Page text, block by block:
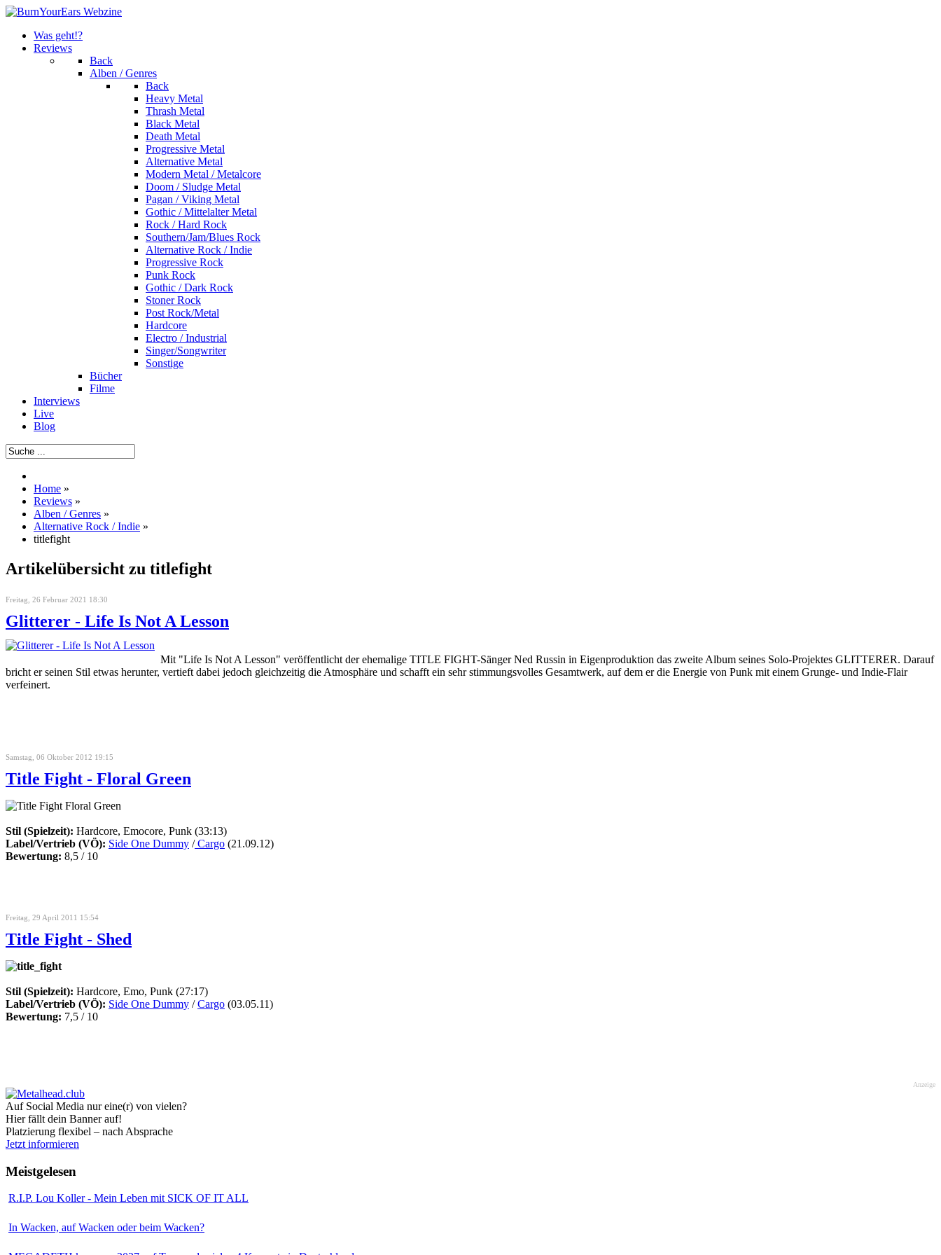
Was geht!?
Reviews
Back
Alben / Genres
Back
Heavy Metal
Thrash Metal
Black Metal
Death Metal
Progressive Metal
Alternative Metal
Modern Metal / Metalcore
Doom / Sludge Metal
Pagan / Viking Metal
Gothic / Mittelalter Metal
Rock / Hard Rock
Southern/Jam/Blues Rock
Alternative Rock / Indie
Progressive Rock
Punk Rock
Gothic / Dark Rock
Stoner Rock
Post Rock/Metal
Hardcore
Electro / Industrial
Singer/Songwriter
Sonstige
Bücher
Filme
Interviews
Live
Blog
Home »
Reviews »
Alben / Genres »
Alternative Rock / Indie »
titlefight
Artikelübersicht zu titlefight
Freitag, 26 Februar 2021 18:30
Glitterer - Life Is Not A Lesson
Mit "Life Is Not A Lesson" veröffentlicht der ehemalige TITLE FIGHT-Sänger Ned Russin in Eigenproduktion das zweite Album seines Solo-Projektes GLITTERER. Darauf
bricht er seinen Stil etwas herunter, vertieft dabei jedoch gleichzeitig die Atmosphäre und schafft ein sehr stimmungsvolles Gesamtwerk, auf dem er die Energie von Punk mit einem Grunge- und Indie-Flair
verfeinert.
Samstag, 06 Oktober 2012 19:15
Title Fight - Floral Green
Stil (Spielzeit): Hardcore, Emocore, Punk (33:13)
Label/Vertrieb (VÖ): Side One Dummy /Cargo (21.09.12)
Bewertung: 8,5 / 10
Freitag, 29 April 2011 15:54
Title Fight - Shed
Stil (Spielzeit): Hardcore, Emo, Punk (27:17)
Label/Vertrieb (VÖ): Side One Dummy /Cargo (03.05.11)
Bewertung: 7,5 / 10
Anzeige
Auf Social Media nur eine(r) von vielen?
Hier fällt dein Banner auf!
Platzierung flexibel – nach Absprache
Jetzt informieren
Meistgelesen
R.I.P. Lou Koller - Mein Leben mit SICK OF IT ALL
In Wacken, auf Wacken oder beim Wacken?